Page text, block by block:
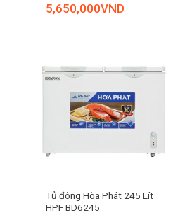
5,650,000VND
Tủ đông Hòa Phát 245 Lít
HPF BD6245